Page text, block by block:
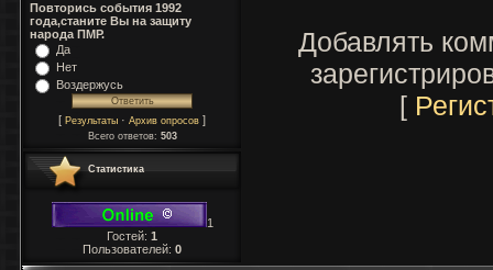
Повторись события 1992
года,станите Вы на защиту
народа ПМР.
Да
Нет
Воздержусь
[ Результаты · Архив опросов ]
Всего ответов: 503
Статистика
1
Гостей: 1
Пользователей: 0
Добавлять
[